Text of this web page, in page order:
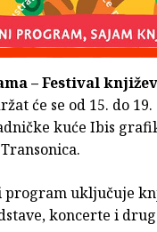
– Festival
će se od 15. do
kuće Ibis
program uključuje
koncerte i